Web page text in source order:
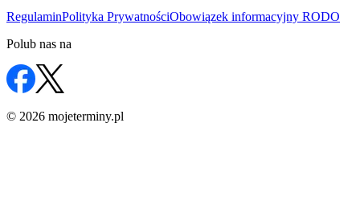
RegulaminPolityka PrywatnościObowiązek informacyjny RODO
Polub nas na
© 2026 mojeterminy.pl